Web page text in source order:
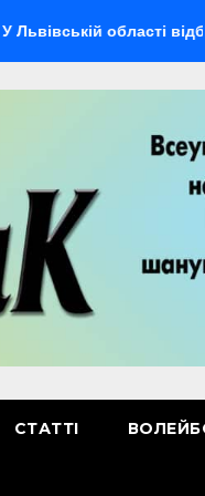
області відбудеться
СТАТТІ